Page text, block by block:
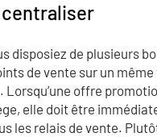
disposiez de plusieurs
de vente sur un
Lorsqu’une offre
elle doit être
les relais de vente.